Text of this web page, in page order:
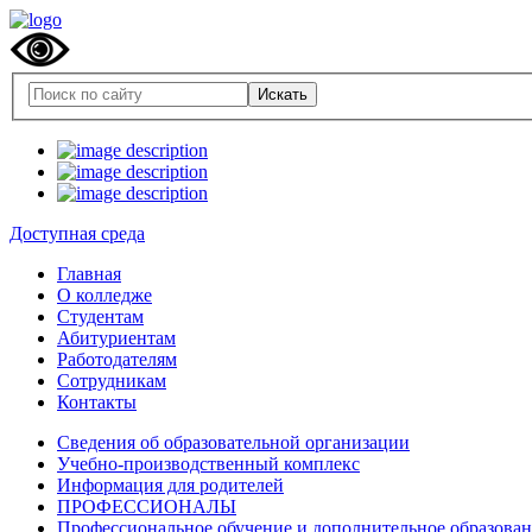
Доступная среда
Главная
О колледже
Студентам
Абитуриентам
Работодателям
Сотрудникам
Контакты
Сведения об образовательной организации
Учебно-производственный комплекс
Информация для родителей
ПРОФЕССИОНАЛЫ
Профессиональное обучение и дополнительное